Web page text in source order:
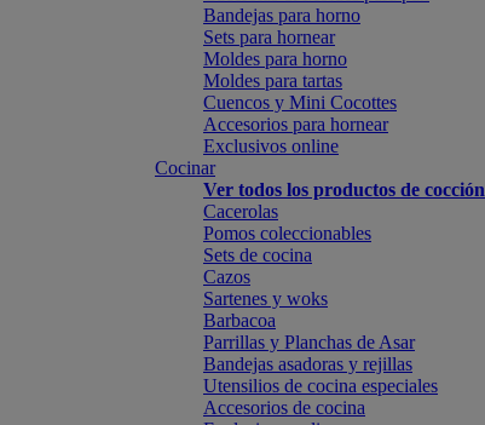
Bandejas para horno
Sets para hornear
Moldes para horno
Moldes para tartas
Cuencos y Mini Cocottes
Accesorios para hornear
Exclusivos online
Cocinar
Ver todos los productos de cocción
Cacerolas
Pomos coleccionables
Sets de cocina
Cazos
Sartenes y woks
Barbacoa
Parrillas y Planchas de Asar
Bandejas asadoras y rejillas
Utensilios de cocina especiales
Accesorios de cocina